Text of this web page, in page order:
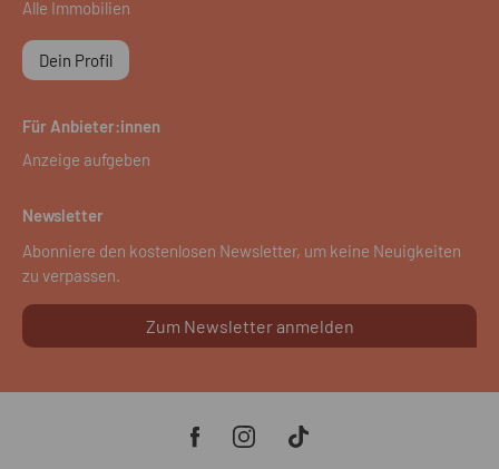
Alle Immobilien
Dein Profil
Für Anbieter:innen
Anzeige aufgeben
Newsletter
Abonniere den kostenlosen Newsletter, um keine Neuigkeiten
zu verpassen.
Zum Newsletter anmelden